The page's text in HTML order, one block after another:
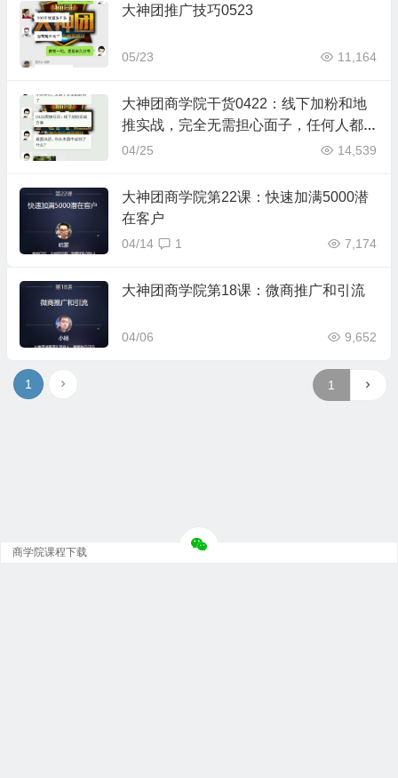
大神团推广技巧0523
05/23 11,164
大神团商学院干货0422：线下加粉和地
推实战，完全无需担心面子，任何人都可
以获益
04/25 14,539
大神团商学院第22课：快速加满5000潜
在客户
04/14 7,174
1
大神团商学院第18课：微商推广和引流
04/06 9,652
1
商学院课程下载